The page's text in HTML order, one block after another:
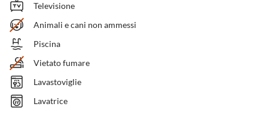
Televisione
Animali e cani non ammessi
Piscina
Vietato fumare
Lavastoviglie
Lavatrice